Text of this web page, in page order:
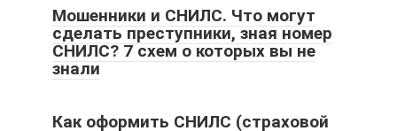
Мошенники и СНИЛС. Что могут
сделать преступники, зная номер
СНИЛС? 7 схем о которых вы не
знали
Как оформить СНИЛС (страховой